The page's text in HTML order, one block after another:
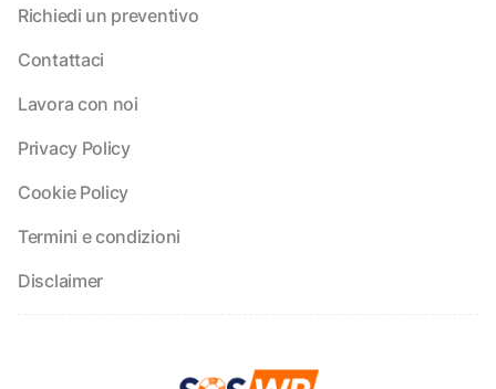
Richiedi un preventivo
Contattaci
Lavora con noi
Privacy Policy
Cookie Policy
Termini e condizioni
Disclaimer